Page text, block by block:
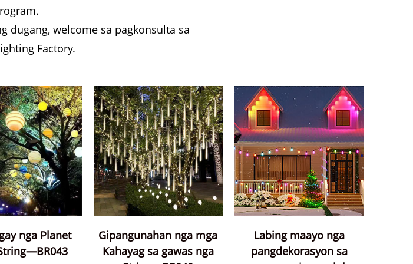
dugang, welcome sa pagkonsulta sa
Factory.
nga Planet
Gipangunahan nga mga
Kahayag sa gawas nga
Labing maayo nga
pangdekorasyon sa